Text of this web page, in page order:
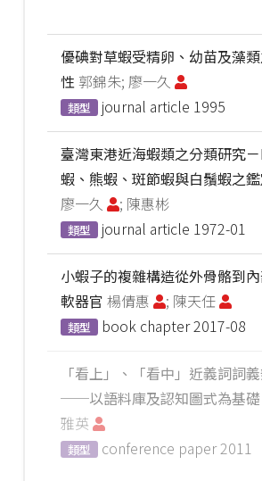
優碘對草蝦受精卵、幼苗及藻
性 郭錦朱; 廖一久
類型 journal article 1995
臺灣東港近海蝦類之分類研究
蝦、熊蝦、斑節蝦與白鬚蝦之
廖一久
; 陳惠彬
類型 journal article 1972-01
小蝦子的複雜構造從外骨骼到
軟器官 楊倩惠 ; 陳天任
類型 book chapter2017-08
「看上」、「看中」近義詞詞
──以語料庫及認知圖式為基礎
雅英
類型 conference paper2011